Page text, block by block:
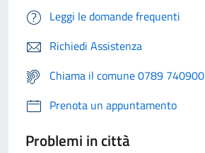
Leggi le domande frequenti
Richiedi Assistenza
Chiama il comune 0789 740900
Prenota un appuntamento
Problemi in città